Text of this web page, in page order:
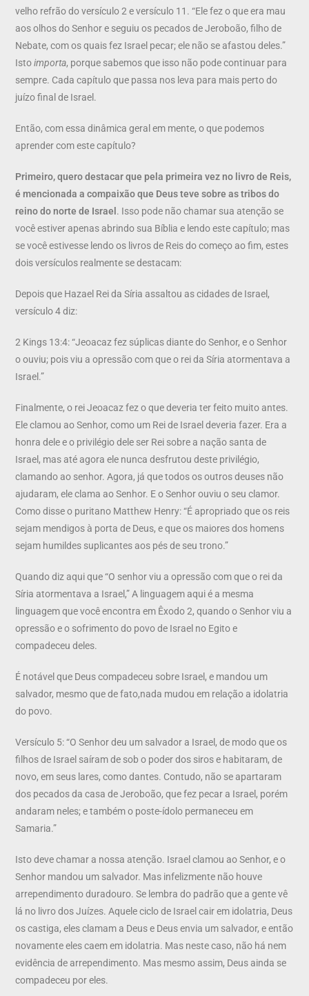
velho refrão do versículo 2 e versículo 11. “Ele fez o que era mau
aos olhos do Senhor e seguiu os pecados de Jeroboão, filho de
Nebate, com os quais fez Israel pecar; ele não se afastou deles.”
Istoimporta, porque sabemos que isso não pode continuar para
sempre. Cada capítulo que passa nos leva para mais perto do
juízo final de Israel.
Então, com essa dinâmica geral em mente, o que podemos
aprender com este capítulo?
Primeiro, quero destacar que pela primeira vezno livro de Reis,
é mencionada a compaixão que Deus teve sobre as tribos do
reino do norte de Israel . Isso pode não chamar sua atenção se
você estiver apenas abrindo sua Bíblia e lendo este capítulo; mas
se você estivesse lendo os livros de Reis do começo ao fim, estes
dois versículos realmente se destacam:
Depois que Hazael Rei da Síria assaltou as cidades de Israel,
versículo 4 diz:
2 Kings 13:4: “Jeoacaz fez súplicas diante do Senhor, e o Senhor
o ouviu; pois viu a opressão com que o rei da Síria atormentava a
Israel.”
Finalmente, o rei Jeoacaz fez o que deveria ter feito muito antes.
Ele clamou ao Senhor, como um Rei de Israel deveria fazer. Era a
honra dele e o privilégio dele ser Rei sobre a nação santa de
Israel, mas até agora ele nunca desfrutou deste privilégio,
clamando ao senhor. Agora, já que todos os outros deuses não
ajudaram, ele clama ao Senhor. E o Senhor ouviu o seu clamor.
Como disse o puritano Matthew Henry: “É apropriado que os reis
sejam mendigos à porta de Deus, e que os maiores dos homens
sejam humildes suplicantes aos pés de seu trono.”
Quando diz aqui que “O senhor viu a opressão com que o rei da
Síria atormentava a Israel,” A linguagem aqui é a mesma
linguagem que você encontra em Êxodo 2, quando o Senhor viu a
opressão e o sofrimento do povo de Israel no Egito e
compadeceu deles.
É notável que Deus compadeceu sobre Israel, e mandou um
salvador, mesmo que de fato,nada mudou em relação a idolatria
do povo.
Versículo 5: “O Senhor deu um salvador a Israel, de modo que os
filhos de Israel saíram de sob o poder dos siros e habitaram, de
novo, em seus lares, como dantes. Contudo, não se apartaram
dos pecados da casa de Jeroboão, que fez pecar a Israel, porém
andaram neles; e também o poste-ídolo permaneceu em
Samaria.”
Isto deve chamar a nossa atenção. Israel clamou ao Senhor, e o
Senhor mandou um salvador. Mas infelizmente não houve
arrependimento duradouro. Se lembra do padrão que a gente vê
lá no livro dos Juízes. Aquele ciclo de Israel cair em idolatria, Deus
os castiga, eles clamam a Deus e Deus envia um salvador, e então
novamente eles caem em idolatria. Mas neste caso, não há nem
evidência de arrependimento. Mas mesmo assim, Deus ainda se
compadeceu por eles.